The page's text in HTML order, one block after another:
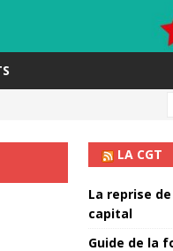
LA CGT
La reprise
capital
Guide de la